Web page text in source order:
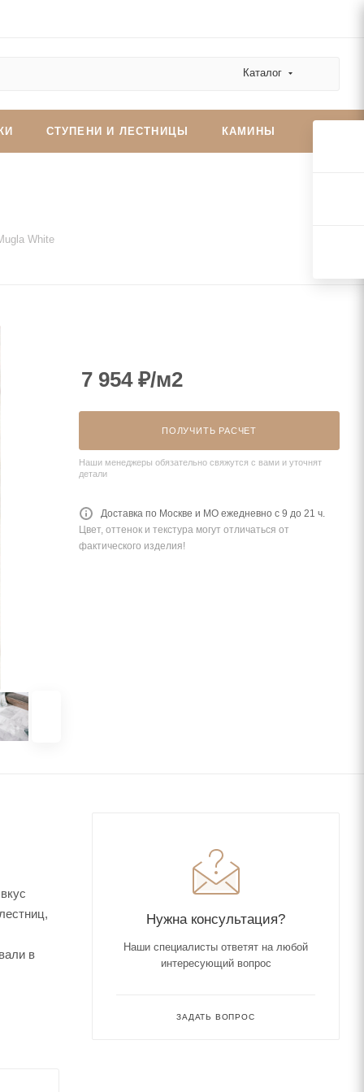
Каталог
СТУПЕНИ И ЛЕСТНИЦЫ КАМИНЫ
White
7 954₽/м2
ПОЛУЧИТЬ РАСЧЕТ
Наши менеджеры обязательно свяжутся с вами и уточнят
детали
Доставка по Москве и МО ежедневно с 9 до 21 ч.
Цвет, оттенок и текстура могут отличаться от
фактического изделия!
в
Нужна консультация?
Наши специалисты ответят на любой
интересующий вопрос
ЗАДАТЬ ВОПРОС